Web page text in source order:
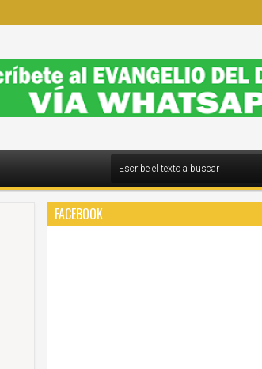
FACEBOOK